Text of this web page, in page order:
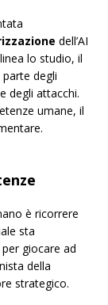
dell’AI
lo studio, il
parte degli
degli attacchi.
umane, il
è ricorrere
sta
per giocare ad
della
strategico.